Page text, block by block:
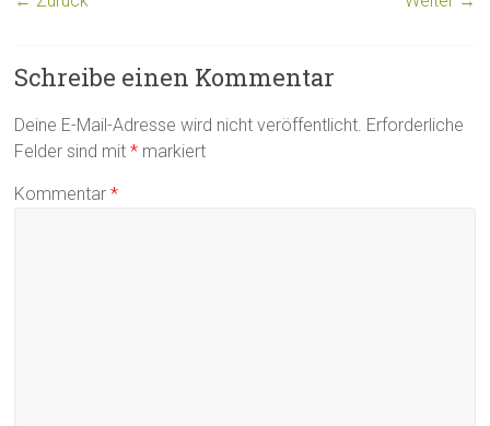
Schreibe einen Kommentar
Deine E-Mail-Adresse wird nicht veröffentlicht. Erforderliche
Felder sind mit* markiert
Kommentar*